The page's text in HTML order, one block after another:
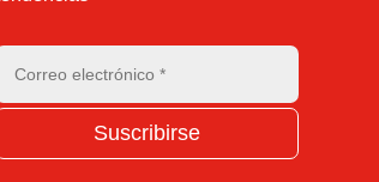
Suscribirse